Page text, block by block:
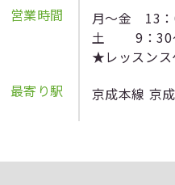
営業時間
月～金 13
土 9：30
★レッスンス
最寄り駅
京成本線 京